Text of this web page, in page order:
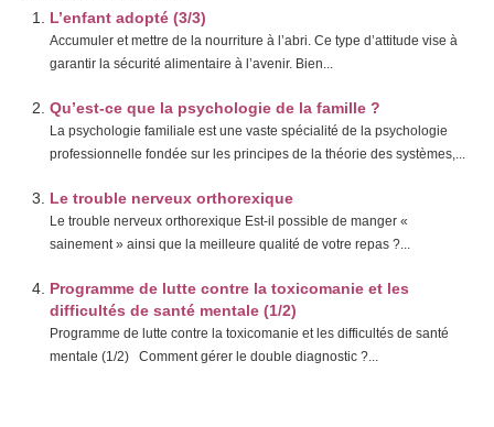
L’enfant adopté (3/3)
Accumuler et mettre de la nourriture à l’abri. Ce type d’attitude vise à
garantir la sécurité alimentaire à l’avenir. Bien...
Qu’est-ce que la psychologie de la famille ?
La psychologie familiale est une vaste spécialité de la psychologie
professionnelle fondée sur les principes de la théorie des systèmes,...
Le trouble nerveux orthorexique
Le trouble nerveux orthorexique Est-il possible de manger «
sainement » ainsi que la meilleure qualité de votre repas ?...
Programme de lutte contre la toxicomanie et les
difficultés de santé mentale (1/2)
Programme de lutte contre la toxicomanie et les difficultés de santé
mentale (1/2) Comment gérer le double diagnostic ?...